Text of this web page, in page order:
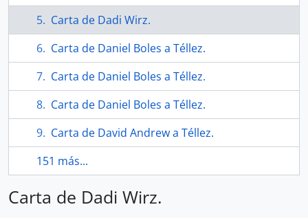
Carta de Dadi Wirz.
Carta de Daniel Boles a Téllez.
Carta de Daniel Boles a Téllez.
Carta de Daniel Boles a Téllez.
Carta de David Andrew a Téllez.
151 más...
Carta de Dadi Wirz.